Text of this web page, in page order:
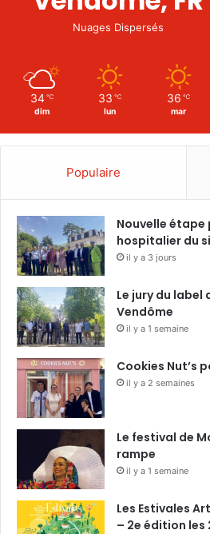
Nuages Dispersés
34 ℃
dim
33 ℃
lun
36 ℃
mar
Populaire
Nouvelle
hospitalier du
il y a 3 jours
Le jury du label
Vendôme
il y a 1 semaine
Cookies Nut’s
il y a 2 semaines
Le festival de
rampe
il y a 1 semaine
Les Estivales
– 2e édition les